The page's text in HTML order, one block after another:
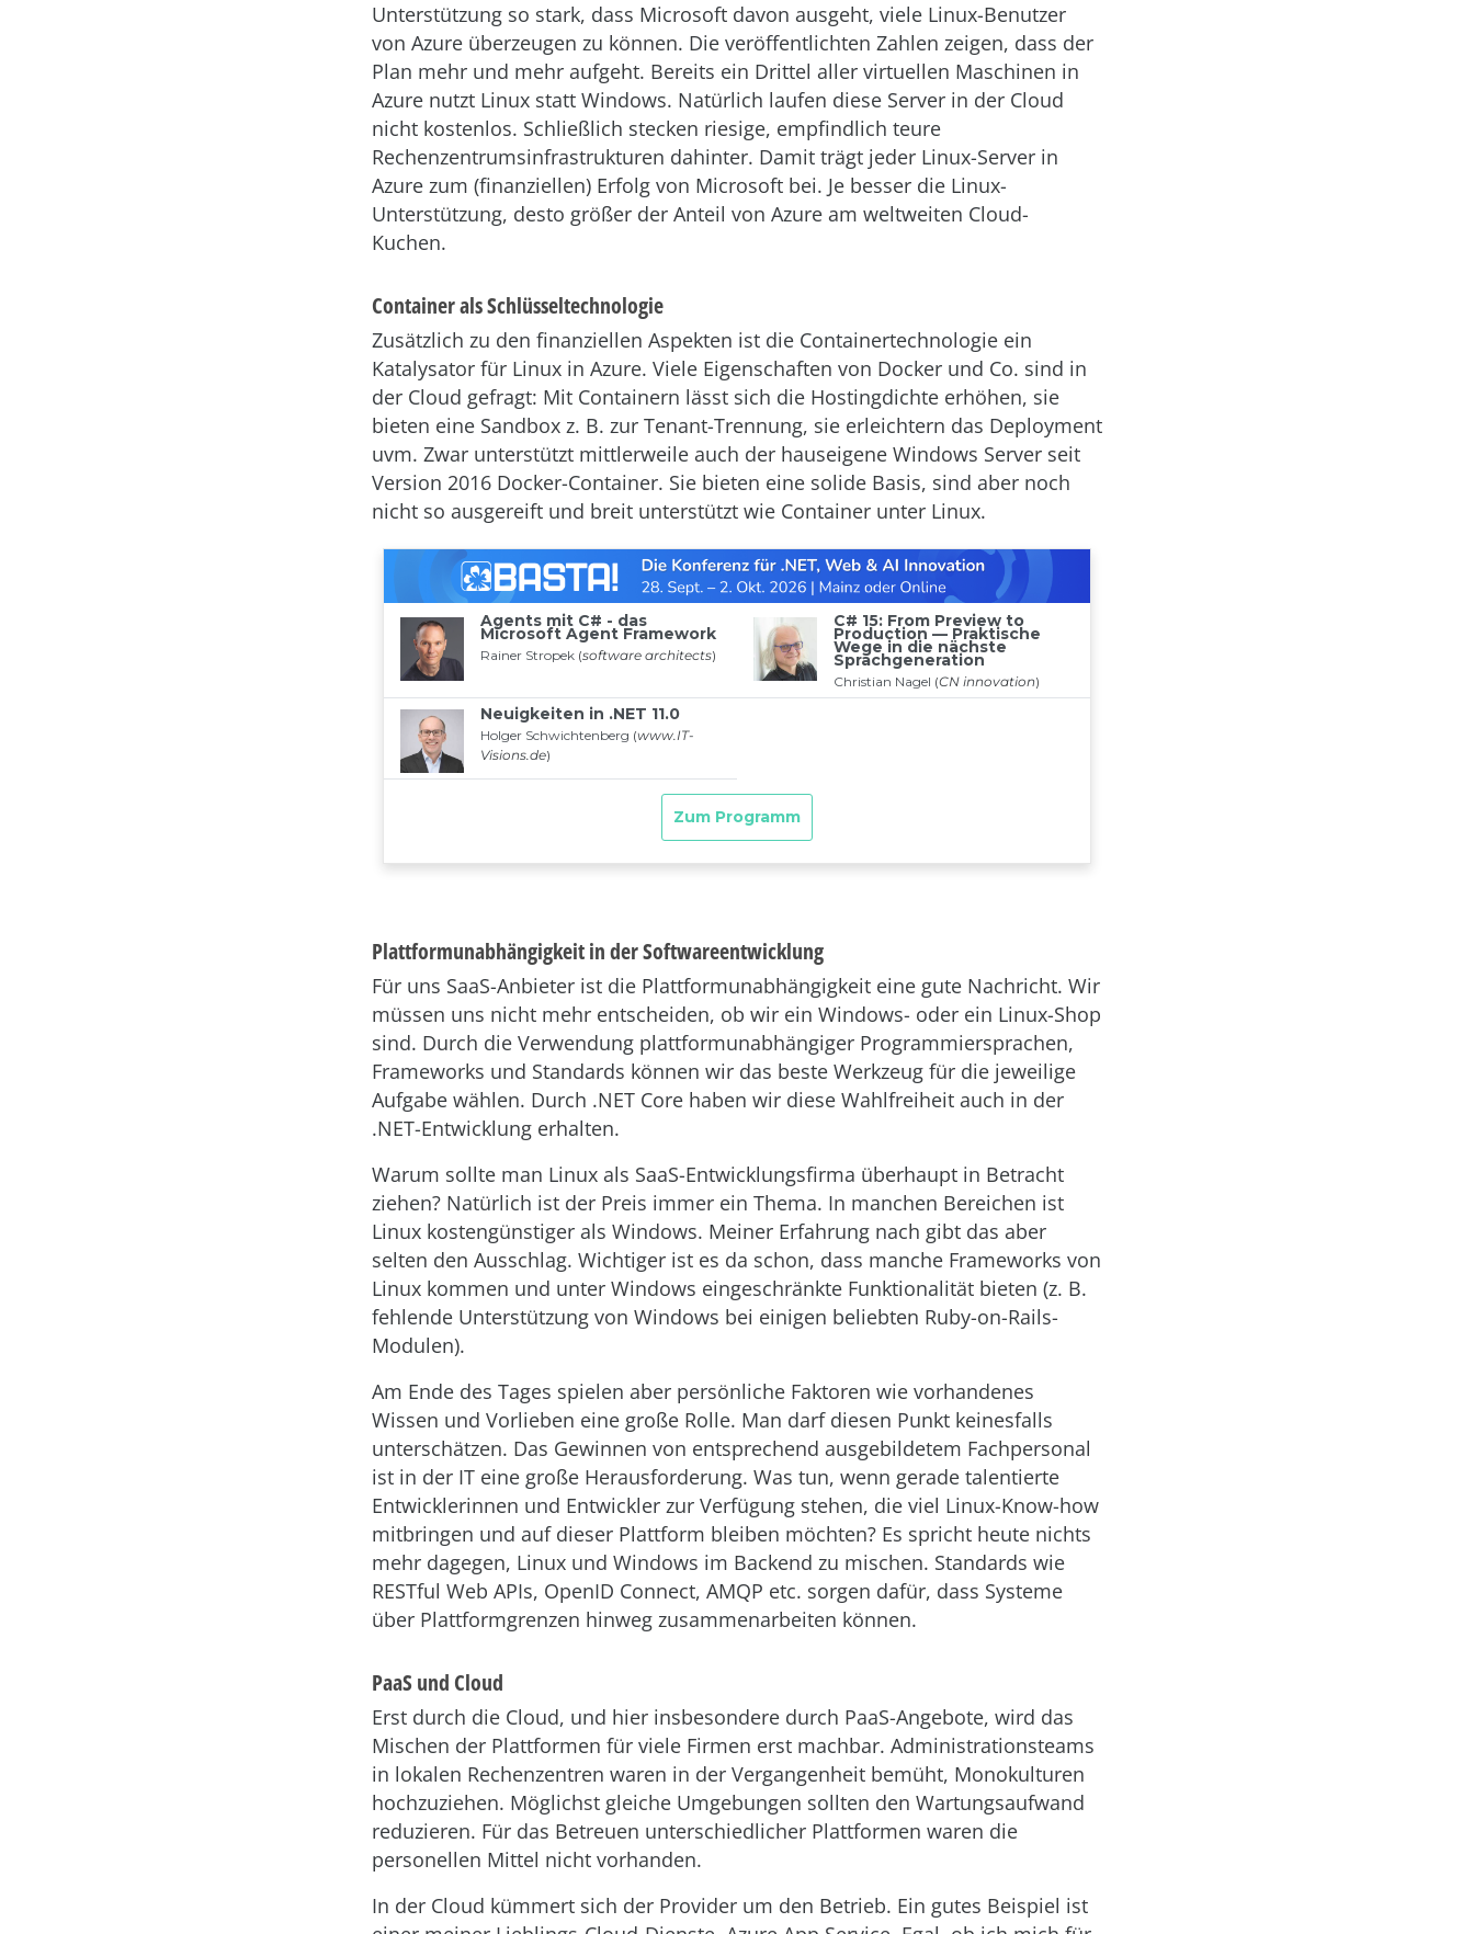
Unterstützung so stark, dass Microsoft davon ausgeht, viele Linux-Benutzer
von Azure überzeugen zu können. Die veröffentlichten Zahlen zeigen, dass der
Plan mehr und mehr aufgeht. Bereits ein Drittel aller virtuellen Maschinen in
Azure nutzt Linux statt Windows. Natürlich laufen diese Server in der Cloud
nicht kostenlos. Schließlich stecken riesige, empfindlich teure
Rechenzentrumsinfrastrukturen dahinter. Damit trägt jeder Linux-Server in
Azure zum (finanziellen) Erfolg von Microsoft bei. Je besser die Linux-
Unterstützung, desto größer der Anteil von Azure am weltweiten Cloud-
Kuchen.
Container als Schlüsseltechnologie
Zusätzlich zu den finanziellen Aspekten ist die Containertechnologie ein
Katalysator für Linux in Azure. Viele Eigenschaften von Docker und Co. sind in
der Cloud gefragt: Mit Containern lässt sich die Hostingdichte erhöhen, sie
bieten eine Sandbox z. B. zur Tenant-Trennung, sie erleichtern das Deployment
uvm. Zwar unterstützt mittlerweile auch der hauseigene Windows Server seit
Version 2016 Docker-Container. Sie bieten eine solide Basis, sind aber noch
nicht so ausgereift und breit unterstützt wie Container unter Linux.
Plattformunabhängigkeit in der Softwareentwicklung
Für uns SaaS-Anbieter ist die Plattformunabhängigkeit eine gute Nachricht. Wir
müssen uns nicht mehr entscheiden, ob wir ein Windows- oder ein Linux-Shop
sind. Durch die Verwendung plattformunabhängiger Programmiersprachen,
Frameworks und Standards können wir das beste Werkzeug für die jeweilige
Aufgabe wählen. Durch .NET Core haben wir diese Wahlfreiheit auch in der
.NET-Entwicklung erhalten.
Warum sollte man Linux als SaaS-Entwicklungsfirma überhaupt in Betracht
ziehen? Natürlich ist der Preis immer ein Thema. In manchen Bereichen ist
Linux kostengünstiger als Windows. Meiner Erfahrung nach gibt das aber
selten den Ausschlag. Wichtiger ist es da schon, dass manche Frameworks von
Linux kommen und unter Windows eingeschränkte Funktionalität bieten (z. B.
fehlende Unterstützung von Windows bei einigen beliebten Ruby-on-Rails-
Modulen).
Am Ende des Tages spielen aber persönliche Faktoren wie vorhandenes
Wissen und Vorlieben eine große Rolle. Man darf diesen Punkt keinesfalls
unterschätzen. Das Gewinnen von entsprechend ausgebildetem Fachpersonal
ist in der IT eine große Herausforderung. Was tun, wenn gerade talentierte
Entwicklerinnen und Entwickler zur Verfügung stehen, die viel Linux-Know-how
mitbringen und auf dieser Plattform bleiben möchten? Es spricht heute nichts
mehr dagegen, Linux und Windows im Backend zu mischen. Standards wie
RESTful Web APIs, OpenID Connect, AMQP etc. sorgen dafür, dass Systeme
über Plattformgrenzen hinweg zusammenarbeiten können.
PaaS und Cloud
Erst durch die Cloud, und hier insbesondere durch PaaS-Angebote, wird das
Mischen der Plattformen für viele Firmen erst machbar. Administrationsteams
in lokalen Rechenzentren waren in der Vergangenheit bemüht, Monokulturen
hochzuziehen. Möglichst gleiche Umgebungen sollten den Wartungsaufwand
reduzieren. Für das Betreuen unterschiedlicher Plattformen waren die
personellen Mittel nicht vorhanden.
In der Cloud kümmert sich der Provider um den Betrieb. Ein gutes Beispiel ist